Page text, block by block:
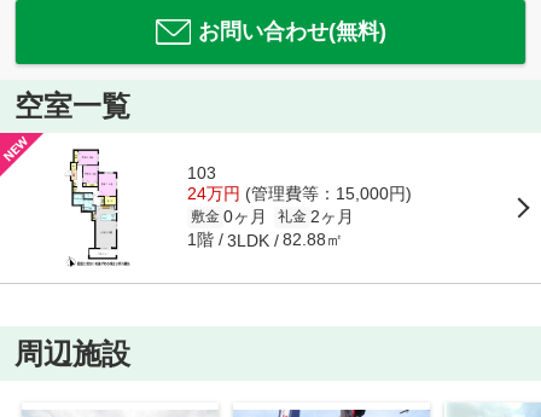
お問い合わせ(無料)
空室一覧
103
24万円 (管理費等：15,000円)
敷金 0ヶ月 礼金 2ヶ月
1階 3LDK 82.88㎡
周辺施設